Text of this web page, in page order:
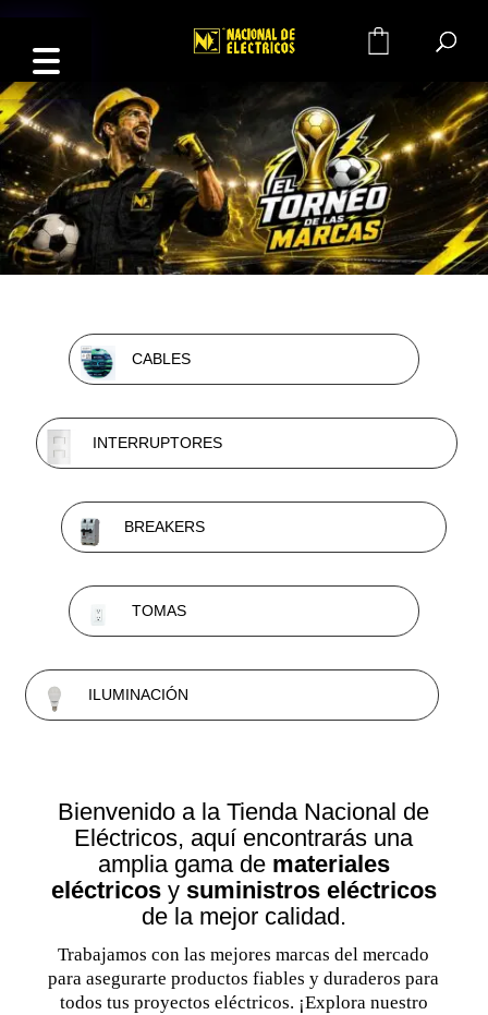
CABLES
INTERRUPTORES
BREAKERS
TOMAS
ILUMINACIÓN
Bienvenido a la Tienda Nacional de
Eléctricos, aquí encontrarás una
amplia gama de materiales
eléctricosy suministros eléctricos
de la mejor calidad.
Trabajamos con las mejores marcas del mercado
para asegurarte productos fiables y duraderos para
todos tus proyectos eléctricos. ¡Explora nuestro